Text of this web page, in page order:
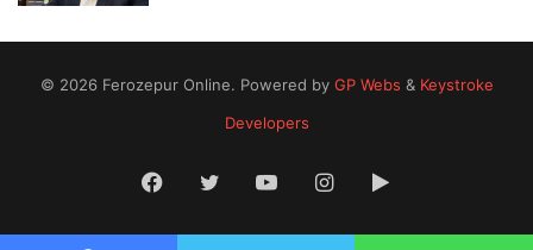
© 2026 Ferozepur Online. Powered by GP Webs & Keystroke
Developers
Facebook
TwitterYouTubeInstagram
Google
Play